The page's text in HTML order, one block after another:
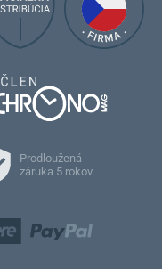
Prodloužená
záruka 5 rokov